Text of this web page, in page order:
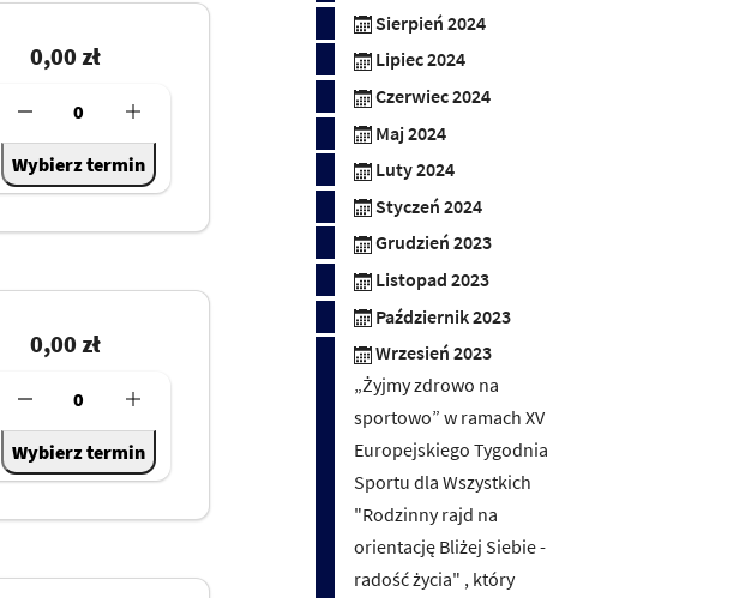
0,00 zł
0
Wybierz termin
0,00 zł
0
Wybierz termin
Sierpień 2024
Lipiec 2024
Czerwiec 2024
Maj 2024
Luty 2024
Styczeń 2024
Grudzień 2023
Listopad 2023
Październik 2023
Wrzesień 2023
„Żyjmy zdrowo na
sportowo” w ramach XV
Europejskiego Tygodnia
Sportu dla Wszystkich
"Rodzinny rajd na
orientację Bliżej Siebie -
radość życia" , który